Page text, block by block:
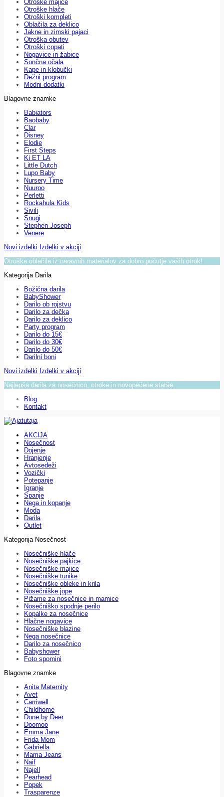
Otroške majice
Otroške hlače
Otroški kompleti
Oblačila za deklico
Jakne in zimski pajaci
Otroška obutev
Otroški copati
Nogavice in žabice
Sončna očala
Kape in klobučki
Dežni program
Modni dodatki
Blagovne znamke
Babiators
Baobaby
Clar
Disney
Elodie
First Steps
Ki ET LA
Little Dutch
Lupo Baby
Nursery Time
Nuuroo
Perletti
Rockahula Kids
Sivili
Snugi
Stephen Joseph
Venere
Novi izdelki Izdelki v akciji
Otroška oblačila iz naravnih materialov za dobro počutje vaših otrok!
Kategorija Darila
Božična darila
BabyShower
Darilo ob rojstvu
Darilo za dečka
Darilo za deklico
Party program
Darilo do 15€
Darilo do 30€
Darilo do 50€
Darilni boni
Novi izdelki Izdelki v akciji
Najlepša darila za nosečnico, otroke in novopečene starše.
Blog
Kontakt
AKCIJA
Nosečnost
Dojenje
Hranjenje
Avtosedeži
Vozički
Potepanje
Igranje
Spanje
Nega in kopanje
Moda
Darila
Outlet
Kategorija Nosečnost
Nosečniške hlače
Nosečniške pajkice
Nosečniške majice
Nosečniške tunike
Nosečniške obleke in krila
Nosečniške jope
Pižame za nosečnice in mamice
Nosečniško spodnje perilo
Kopalke za nosečnice
Hlačne nogavice
Nosečniške blazine
Nega nosečnice
Darilo za nosečnico
Babyshower
Foto spomini
Blagovne znamke
Anita Maternity
Avet
Carriwell
Childhome
Done by Deer
Doomoo
Emma Jane
Frida Mom
Gabriella
Mama Jeans
Naif
Najell
Pearhead
Popek
Trasparenze